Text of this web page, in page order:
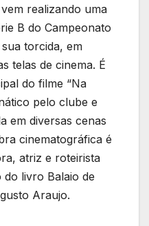
e
dI
n
e
st
realizando uma
B do Campeonato
torcida, em
telas de cinema. É
do filme “Na
pelo clube e
em diversas cenas
cinematográfica é
atriz e roteirista
do livro Balaio de
Araujo.